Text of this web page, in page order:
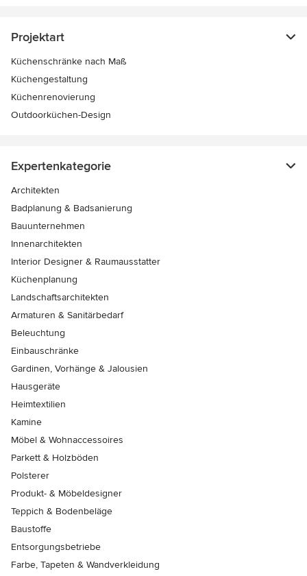
Projektart
Küchenschränke nach Maß
Küchengestaltung
Küchenrenovierung
Outdoorküchen-Design
Expertenkategorie
Architekten
Badplanung & Badsanierung
Bauunternehmen
Innenarchitekten
Interior Designer & Raumausstatter
Küchenplanung
Landschaftsarchitekten
Armaturen & Sanitärbedarf
Beleuchtung
Einbauschränke
Gardinen, Vorhänge & Jalousien
Hausgeräte
Heimtextilien
Kamine
Möbel & Wohnaccessoires
Parkett & Holzböden
Polsterer
Produkt- & Möbeldesigner
Teppich & Bodenbeläge
Baustoffe
Entsorgungsbetriebe
Farbe, Tapeten & Wandverkleidung